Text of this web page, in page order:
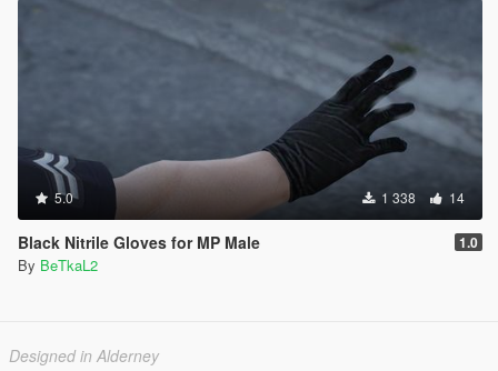
5.0 1 338 14
Black Nitrile Gloves for MP Male 1.0
By BeTkaL2
Designed in Alderney